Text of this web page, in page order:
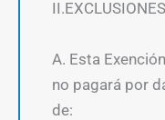
II.EXCLUSIONES
A. Esta
no pagará por
de: